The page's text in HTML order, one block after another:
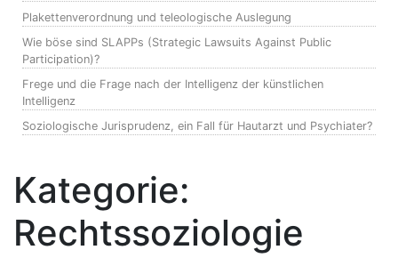
Plakettenverordnung und teleologische Auslegung
Wie böse sind SLAPPs (Strategic Lawsuits Against Public
Participation)?
Frege und die Frage nach der Intelligenz der künstlichen
Intelligenz
Soziologische Jurisprudenz, ein Fall für Hautarzt und Psychiater?
Kategorie:
Rechtssoziologie